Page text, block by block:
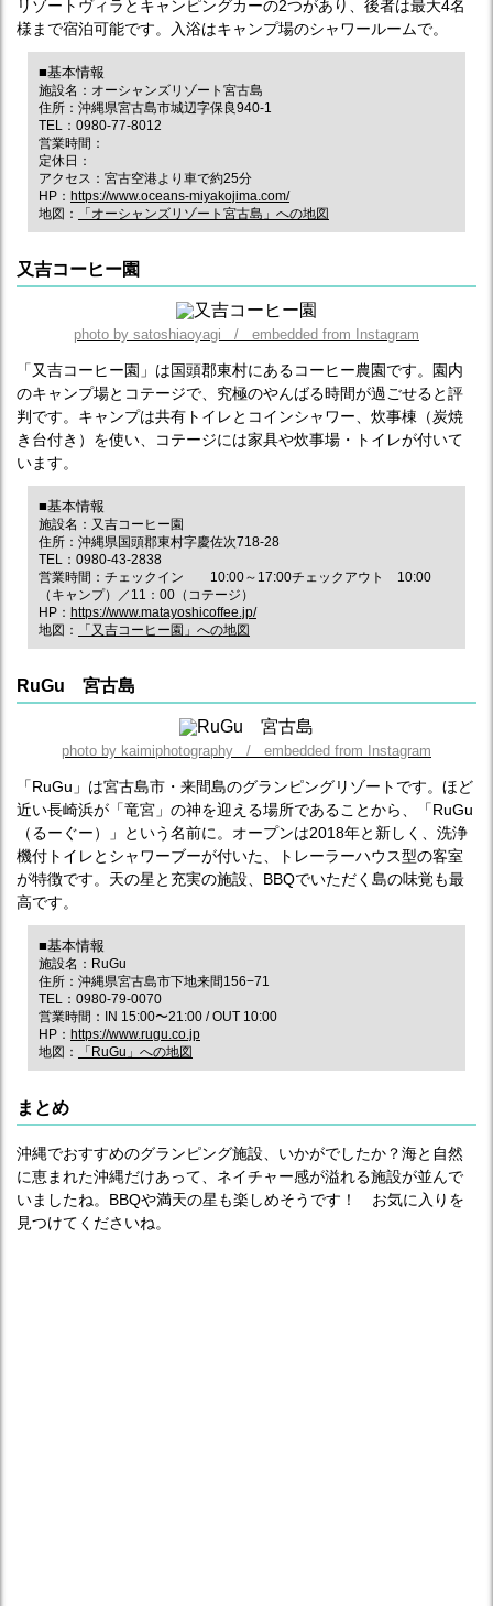
リゾートヴィラとキャンピングカーの2つがあり、後者は最大4名
様まで宿泊可能です。入浴はキャンプ場のシャワールームで。
■基本情報
施設名：オーシャンズリゾート宮古島
住所：沖縄県宮古島市城辺字保良940-1
TEL：0980-77-8012
営業時間：
定休日：
アクセス：宮古空港より車で約25分
HP： https://www.oceans-miyakojima.com/
地図：
「オーシャンズリゾート宮古島」への地図
又吉コーヒー園
photo by satoshiaoyagi / embedded from Instagram
「又吉コーヒー園」は国頭郡東村にあるコーヒー農園です。園内
のキャンプ場とコテージで、究極のやんばる時間が過ごせると評
判です。キャンプは共有トイレとコインシャワー、炊事棟（炭焼
き台付き）を使い、コテージには家具や炊事場・トイレが付いて
います。
■基本情報
施設名：又吉コーヒー園
住所：沖縄県国頭郡東村字慶佐次718-28
TEL：0980-43-2838
営業時間：チェックイン 10:00～17:00チェックアウト 10:00
（キャンプ）／11：00（コテージ）
HP： https://www.matayoshicoffee.jp/
地図：
「又吉コーヒー園」への地図
RuGu 宮古島
photo by kaimiphotography / embedded from Instagram
「RuGu」は宮古島市・来間島のグランピングリゾートです。ほど
近い長崎浜が「竜宮」の神を迎える場所であることから、「RuGu
（るーぐー）」という名前に。オープンは2018年と新しく、洗浄
機付トイレとシャワーブーが付いた、トレーラーハウス型の客室
が特徴です。天の星と充実の施設、BBQでいただく島の味覚も最
高です。
■基本情報
施設名：RuGu
住所：沖縄県宮古島市下地来間156−71
TEL：0980-79-0070
営業時間：IN 15:00〜21:00 / OUT 10:00
HP： https://www.rugu.co.jp
地図：
「RuGu」への地図
まとめ
沖縄でおすすめのグランピング施設、いかがでしたか？海と自然
に恵まれた沖縄だけあって、ネイチャー感が溢れる施設が並んで
いましたね。BBQや満天の星も楽しめそうです！ お気に入りを
見つけてくださいね。